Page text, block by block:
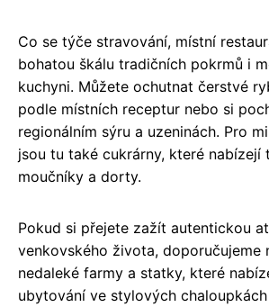
Co se týče stravování, místní
bohatou škálu tradičních pokrmů i
kuchyni. Můžete ochutnat čerstvé
podle místních receptur nebo si
regionálním sýru a uzeninách. Pro
jsou tu také cukrárny, které nabízejí
moučníky a dorty.
Pokud si přejete zažít autentickou
venkovského života, doporučujeme
nedaleké farmy a statky, které
ubytování ve stylových